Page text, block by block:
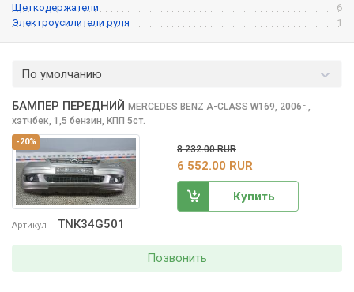
Щеткодержатели
6
Электроусилители руля
1
По умолчанию
-20%
Артикул TNK34G501
БАМПЕР ПЕРЕДНИЙ MERCEDES BENZ A-CLASS W169, 2006г.,
хэтчбек, 1,5 бензин, КПП 5ст.
8 232.00 RUR
6 552.00 RUR
Купить
Позвонить